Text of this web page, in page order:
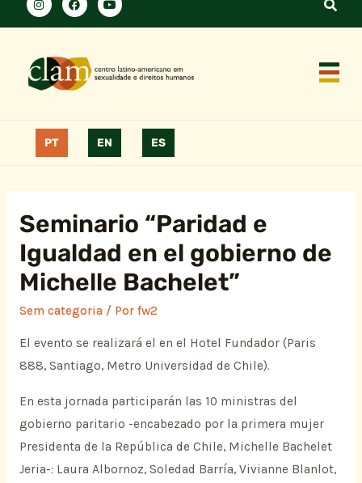
PT EN ES
Seminario “Paridad e
Igualdad en el gobierno de
Michelle Bachelet”
Sem categoria/ Por fw2
El evento se realizará el en el Hotel Fundador (Paris
888, Santiago, Metro Universidad de Chile).
En esta jornada participarán las 10 ministras del
gobierno paritario -encabezado por la primera mujer
Presidenta de la República de Chile, Michelle Bachelet
Jeria-: Laura Albornoz, Soledad Barría, Vivianne Blanlot,